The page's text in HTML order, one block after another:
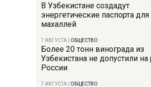
В Узбекистане создадут
энергетические паспорта
махаллей
7 АВГУСТА ОБЩЕСТВО
Более 20 тонн винограда из
Узбекистана не допустили
России
7 АВГУСТА ОБЩЕСТВО